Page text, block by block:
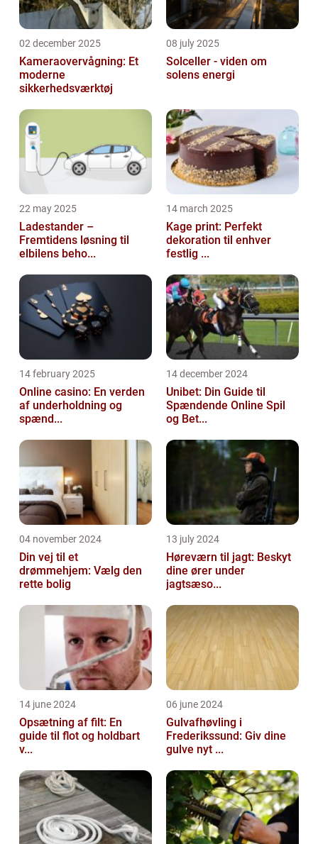
02 december 2025
Kameraovervågning: Et
moderne
sikkerhedsværktøj
08 july 2025
Solceller - viden om
solens energi
22 may 2025
Ladestander –
Fremtidens løsning til
elbilens beho...
14 march 2025
Kage print: Perfekt
dekoration til enhver
festlig ...
14 february 2025
Online casino: En verden
af underholdning og
spænd...
14 december 2024
Unibet: Din Guide til
Spændende Online Spil
og Bet...
04 november 2024
Din vej til et
drømmehjem: Vælg den
rette bolig
13 july 2024
Høreværn til jagt: Beskyt
dine ører under
jagtsæso...
14 june 2024
Opsætning af filt: En
guide til flot og holdbart
v...
06 june 2024
Gulvafhøvling i
Frederikssund: Giv dine
gulve nyt ...